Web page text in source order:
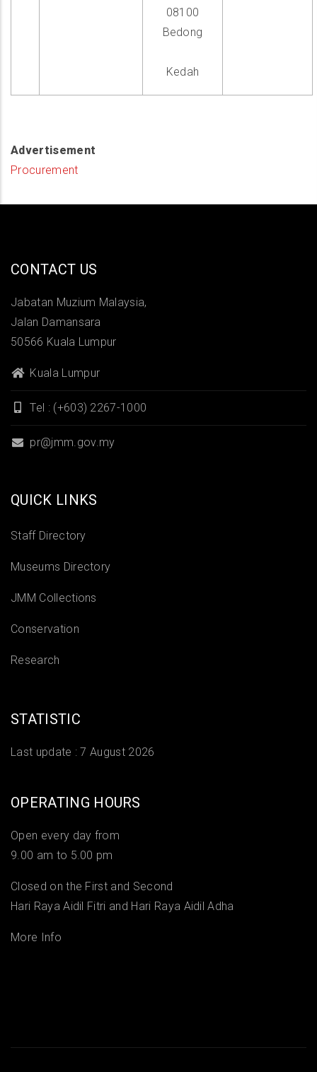
08100
Bedong
Kedah
Advertisement
Procurement
CONTACT US
Jabatan Muzium Malaysia,
Jalan Damansara
50566 Kuala Lumpur
Kuala Lumpur
Tel : (+603) 2267-1000
pr@jmm.gov.my
QUICK LINKS
Staff Directory
Museums Directory
JMM Collections
Conservation
Research
STATISTIC
Last update :7 August 2026
OPERATING HOURS
Open every day from
9.00 am to 5.00 pm
Closed on the First and Second
Hari Raya Aidil Fitri and Hari Raya Aidil Adha
More Info